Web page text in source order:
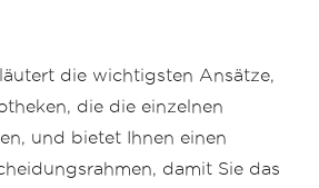
die wichtigsten Ansätze,
die die einzelnen
und bietet Ihnen einen
damit Sie das